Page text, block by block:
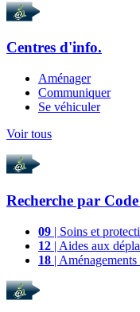
Centres d'info.
Aménager
Communiquer
Se véhiculer
Voir tous
Recherche par
09 | Soins et
12 | Aides aux
18 |